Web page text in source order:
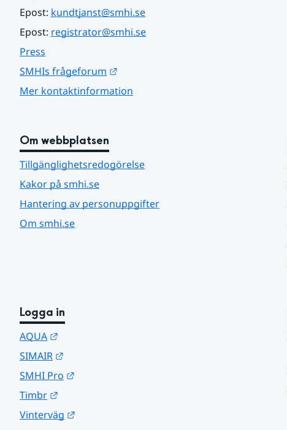
Epost: kundtjanst@smhi.se
Epost: registrator@smhi.se
Press
SMHIs frågeforum
Mer kontaktinformation
Om webbplatsen
Tillgänglighetsredogörelse
Kakor på smhi.se
Hantering av personuppgifter
Om smhi.se
Logga in
AQUA
SIMAIR
SMHI Pro
Timbr
Vinterväg